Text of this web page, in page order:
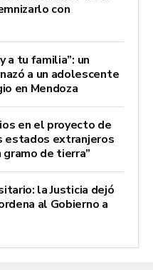
con
a tu familia”: un
a un adolescente
en Mendoza
en el proyecto de
estados extranjeros
gramo de tierra”
la Justicia dejó
al Gobierno a